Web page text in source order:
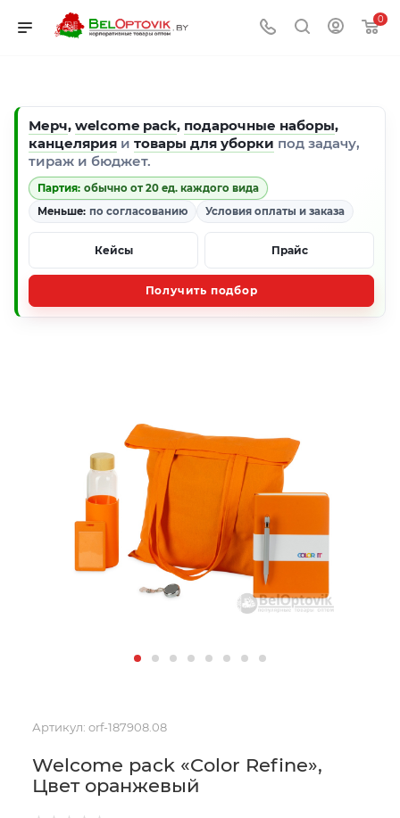
0
Мерч, welcome pack, подарочные наборы,
канцелярия и товары для уборки под задачу,
тираж и бюджет.
Партия: обычно от 20 ед. каждого вида
Меньше: по согласованию Условия оплаты и заказа
Кейсы Прайс
Получить подбор
Артикул: orf-187908.08
Welcome pack «Color Refine»,
Цвет оранжевый